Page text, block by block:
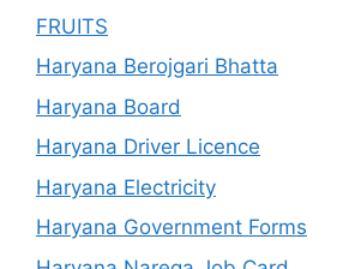
FRUITS
Haryana Berojgari Bhatta
Haryana Board
Haryana Driver Licence
Haryana Electricity
Haryana Government Forms